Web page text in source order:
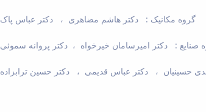
گروه مکانیک : دکتر هاشم مضاهری ، دکتر عباس پاک
صنایع : دکتر امیرسامان خیرخواه ، دکتر پروانه سموئی
حسینیان ، دکتر عباس قدیمی ، دکتر حسین ترابزاده